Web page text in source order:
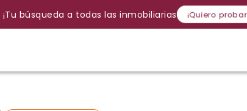
¡Tu búsqueda a todas las inmobiliarias! ¡Quiero
Cancelar Si, eliminar
Gracias